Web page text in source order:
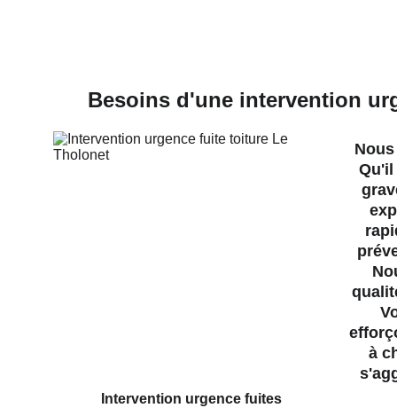
Besoins d'une intervention
Qu'il
à
Intervention urgence fuites